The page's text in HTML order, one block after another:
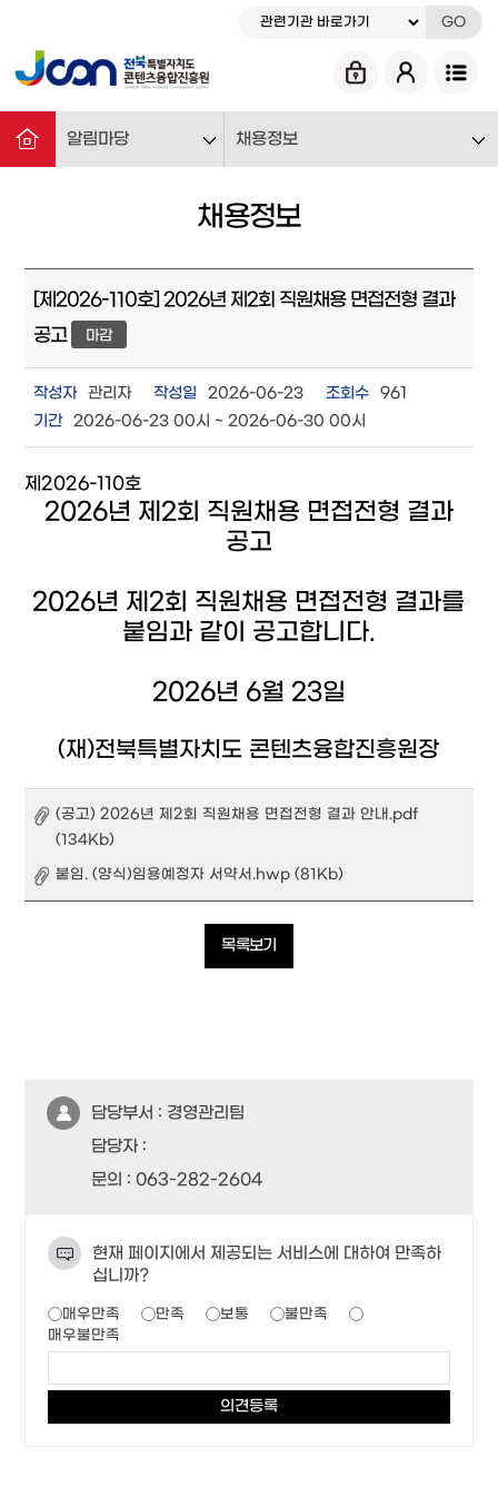
GO
알림마당 채용정보
채용정보
[제2026-110호] 2026년 제2회 직원채용 면접전형 결과
공고
마감
작성자 관리자 작성일 2026-06-23 조회수
961
기간 2026-06-23 00시 ~ 2026-06-30 00시
제2026-110호
2026년 제2회 직원채용 면접전형 결과
공고
2026년 제2회 직원채용 면접전형 결과를
붙임과 같이 공고합니다.
2026년 6월 23일
(재)전북특별자치도 콘텐츠융합진흥원장
(공고) 2026년 제2회 직원채용 면접전형 결과 안내.pdf
(134Kb)
붙임. (양식)임용예정자 서약서.hwp (81Kb)
목록보기
담당부서 : 경영관리팀
담당자 :
문의 :063-282-2604
현재 페이지에서 제공되는 서비스에 대하여 만족하
십니까?
매우만족 만족 보통
불만족
매우불만족